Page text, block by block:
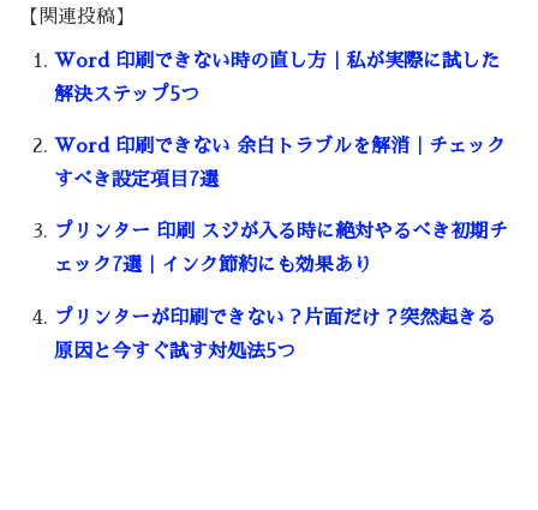
【関連投稿】
Word 印刷できない時の直し方｜私が実際に試した
解決ステップ5つ
Word 印刷できない 余白トラブルを解消｜チェック
すべき設定項目7選
プリンター 印刷 スジが入る時に絶対やるべき初期チ
ェック7選｜インク節約にも効果あり
プリンターが印刷できない？片面だけ？突然起きる
原因と今すぐ試す対処法5つ